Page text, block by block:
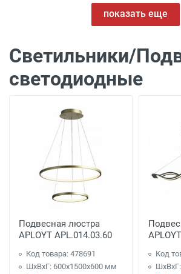
показать еще
Светильники/
светодиодные
Подвесная люстра
APLOYT APL.014.03.60
Код товара: 478691
ШхВхГ: 600x1500x600 мм
Код